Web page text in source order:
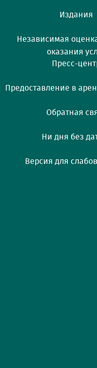
Издания
Независимая
оказания
Пресс-
Предоставление в
Обратная
Ни дня без
Версия для